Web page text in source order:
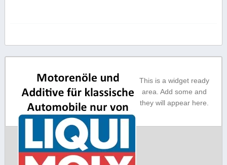
bei mechanischen Uhren,
Drehzahlmessern und Tachos
bei uns genau richtig. Sie
erreichen uns: Montag-Freitag:
09:30 – 12:30 und
Armaturen. Bei uns finden Sie
überholte Instrumente jeglicher
reparieren auch Ihre Tachos
und elektromechanischen
Uhren. Weiter bieten wir
dieverse
This is a widget ready
area. Add some and
they will appear here.